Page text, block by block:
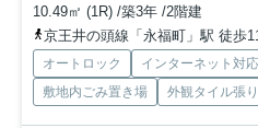
10.49㎡ (1R) /築3年 /2階建
京王井の頭線「永福町」駅 徒歩
オートロック インターネット対応
敷地内ごみ置き場
外観タイル張り